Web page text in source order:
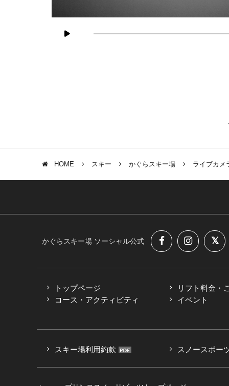
HOME スキー かぐらスキー場 ライブカメ
かぐらスキー場 ソーシャル公式
トップページ
コース・アクティビティ
リフト料金・
イベント
スキー場利用約款 スノースポー